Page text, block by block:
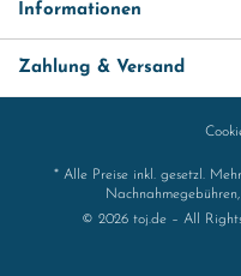
Informationen
Zahlung & Versand
* Alle Preise inkl. gesetzl.
© 2026 toj.de – All